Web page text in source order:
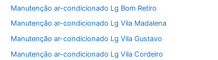
Manutenção ar-condicionado Lg Bom Retiro
Manutenção ar-condicionado Lg Vila Madalena
Manutenção ar-condicionado Lg Vila Gustavo
Manutenção ar-condicionado Lg Vila Cordeiro